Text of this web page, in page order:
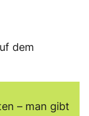
dem
– man gibt